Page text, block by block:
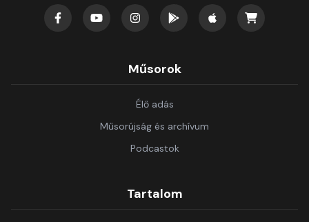
Műsorok
Élő adás
Műsorújság és archívum
Podcastok
Tartalom